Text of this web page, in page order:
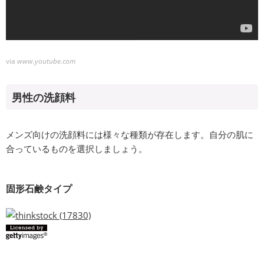
via www.youtube.com
男性の洗顔料
メンズ向けの洗顔料には様々な種類が存在します。自分の肌に
合っているものを選択しましょう。
固形石鹸タイプ